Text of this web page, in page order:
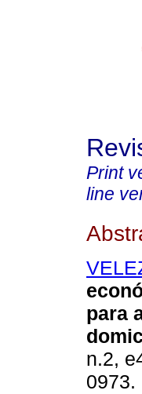
Print
line
para
n.2,
0973.